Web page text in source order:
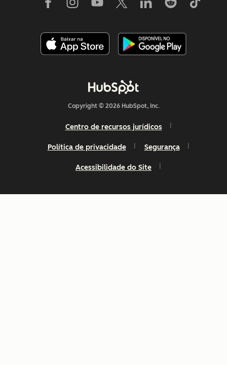
Copyright © 2026 HubSpot, Inc.
Centro de recursos jurídicos
Política de privacidade Segurança
Acessibilidade do Site